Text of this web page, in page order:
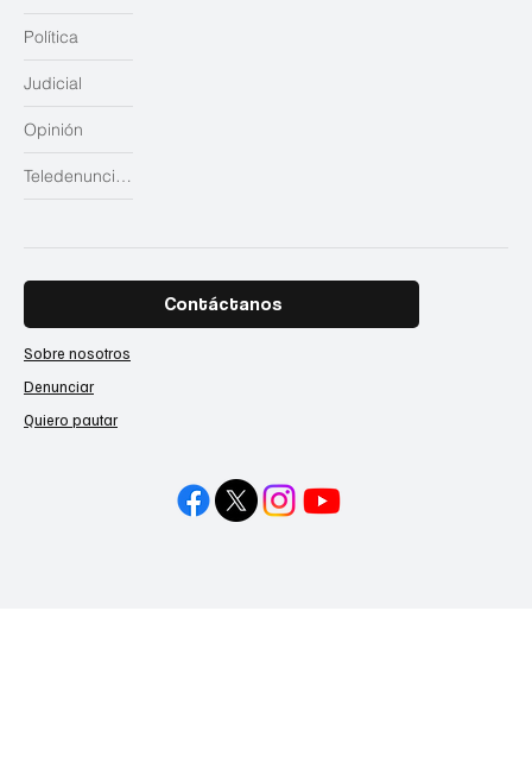
Judicial
Opinión
Teledenuncias
Política
Contáctanos
Sobre nosotros
Denunciar
Quiero pautar